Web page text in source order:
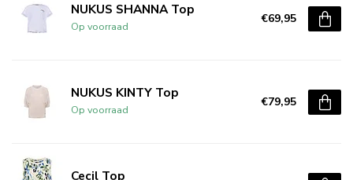
NUKUS SHANNA Top
Op voorraad
€69,95
NUKUS KINTY Top
Op voorraad
€79,95
Cecil Top